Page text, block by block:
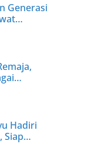
Generasi
Hadiri
Siap